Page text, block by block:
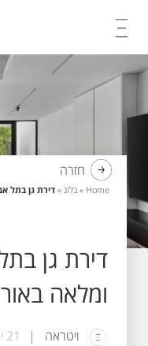
חזרה
Home
»בלוג »דירת גן בתל
דירת גן
ומלאה באור
ויטראה 21 יונ 2022